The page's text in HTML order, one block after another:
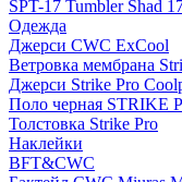
SPT-17 Tumbler Shad
Одежда
Джерси CWC ExCool
Ветровка мембрана
Джерси Strike Pro
Поло черная STRIKE
Толстовка Strike Pro
Наклейки
BFT&CWC